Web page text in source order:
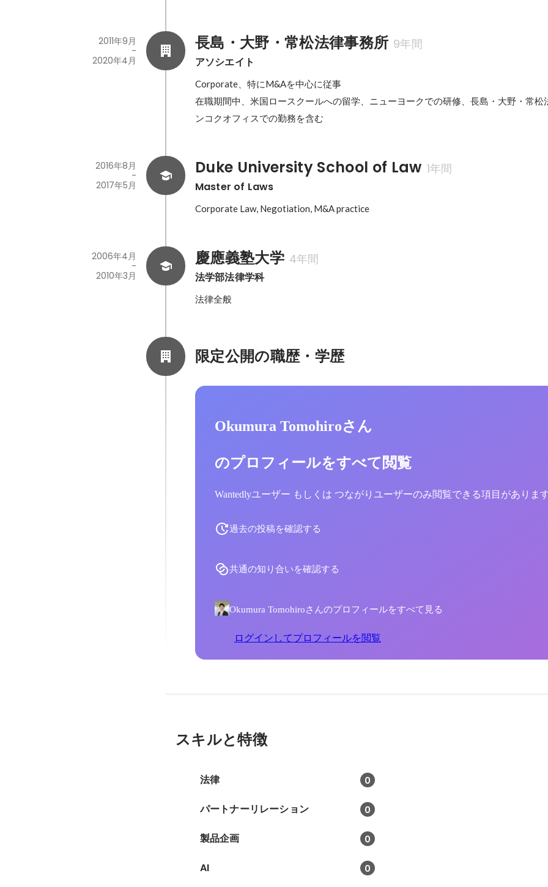
長島・大野・常松法律事務所 9年間
アソシエイト
2011年9月
-
2020年4月
Corporate、特にM&Aを中心に従事
在職期間中、米国ロースクールへの留学、ニューヨークでの研修、長島・大野・常松
ンコクオフィスでの勤務を含む
Duke University School of Law 1年間
Master of Laws
2016年8月
-
2017年5月
Corporate Law, Negotiation, M&A practice
慶應義塾大学 4年間
法学部法律学科
2006年4月
-
2010年3月
法律全般
限定公開の職歴・学歴
Okumura Tomohiroさん
のプロフィールをすべて閲覧
Wantedlyユーザー もしくは つながりユーザーのみ閲覧できる項目がありま
過去の投稿を確認する
共通の知り合いを確認する
Okumura Tomohiroさんのプロフィールをすべて見る
ログインしてプロフィールを閲覧
スキルと特徴
法律 0
パートナーリレーション 0
製品企画 0
AI 0